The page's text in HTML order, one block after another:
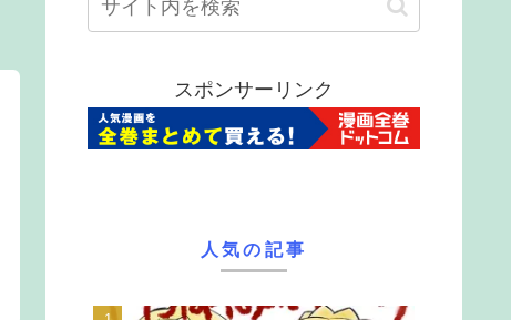
スポンサーリンク
人気の記事